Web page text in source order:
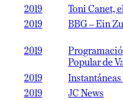
2019
Toni Canet,
2019
BBG – Ein
2019
Popular de
2019 Instantáneas
2019
JC News